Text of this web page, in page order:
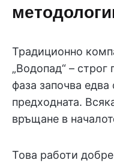
Традиционно
„Водопад“ – строг
фаза започва
предходната.
връщане в
Това работи